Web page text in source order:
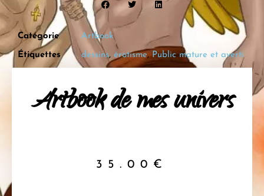
Catégorie Artbook
Étiquettes dessins, érotisme, Public mature et averti
Artbook de mes univers
35.00 €